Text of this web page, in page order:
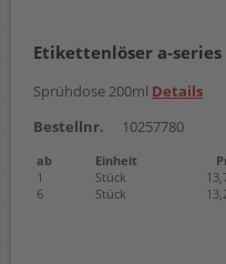
Etikettenlöser a-series
Sprühdose 200ml Details
Bestellnr.
10257780
ab Einheit
1
Stück
6
Stück